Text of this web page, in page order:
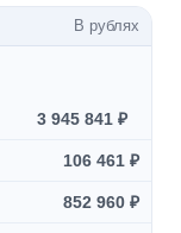
В рублях
3 945 841 ₽
106 461 ₽
852 960 ₽